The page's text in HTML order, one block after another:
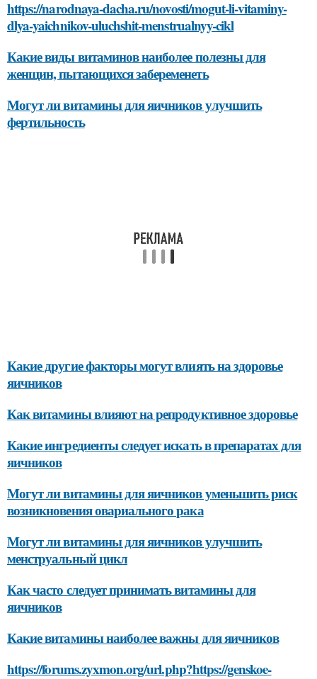
https://narodnaya-dacha.ru/novosti/mogut-li-vitaminy-
dlya-yaichnikov-uluchshit-menstrualnyy-cikl
Какие виды витаминов наиболее полезны для
женщин, пытающихся забеременеть
Могут ли витамины для яичников улучшить
фертильность
Какие другие факторы могут влиять на здоровье
яичников
Как витамины влияют на репродуктивное здоровье
Какие ингредиенты следует искать в препаратах для
яичников
Могут ли витамины для яичников уменьшить риск
возникновения овариального рака
Могут ли витамины для яичников улучшить
менструальный цикл
Как часто следует принимать витамины для
яичников
Какие витамины наиболее важны для яичников
https://forums.zyxmon.org/url.php?https://genskoe-